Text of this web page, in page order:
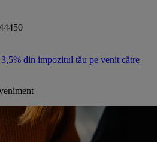
din impozitul tău pe venit către